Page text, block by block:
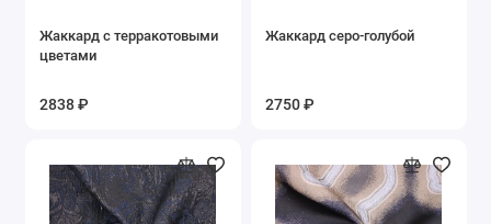
Жаккард с терракотовыми
цветами
2838 ₽
Жаккард серо-голубой
2750 ₽